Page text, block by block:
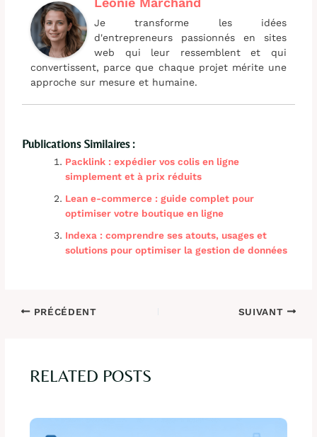
Je transforme les idées
d'entrepreneurs passionnés en sites
web qui leur ressemblent et qui
convertissent, parce que chaque projet mérite une
approche sur mesure et humaine.
Publications Similaires :
Packlink : expédier vos colis en ligne
simplement et à prix réduits
Lean e-commerce : guide complet pour
optimiser votre boutique en ligne
Indexa : comprendre ses atouts, usages et
solutions pour optimiser la gestion de données
PRÉCÉDENT SUIVANT
RELATED POSTS